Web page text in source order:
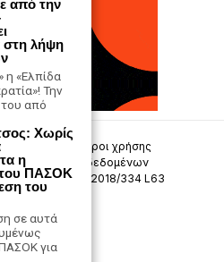
Απορρήτου
Όροι χρήσης
προσωπικών δεδομένων
-σύσταση (ΕΕ) 2018/334 L63
242033
από την
στη λήψη
η «Ελπίδα
Την
από
Χωρίς
η
ΠΑΣΟΚ
του
σε αυτά
για